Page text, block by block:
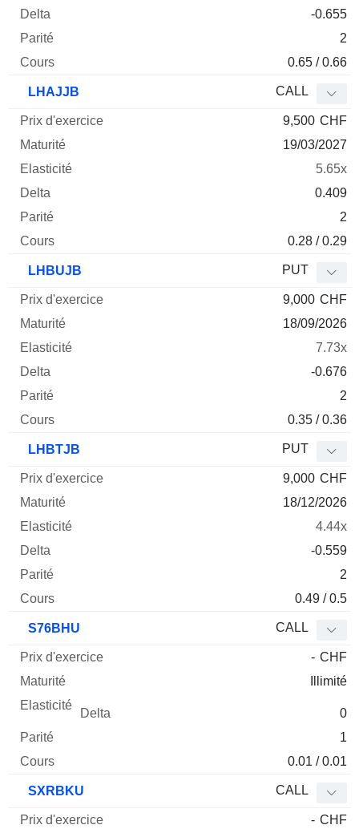
-0.655
2
0.65 / 0.66
LHAJJB CALL
9,500 CHF
19/03/2027
5.65x
0.409
2
0.28 / 0.29
LHBUJB PUT
9,000 CHF
18/09/2026
7.73x
-0.676
2
0.35 / 0.36
LHBTJB PUT
9,000 CHF
18/12/2026
4.44x
-0.559
2
0.49 / 0.5
S76BHU CALL
- CHF
Illimité
0
1
0.01 / 0.01
SXRBKU CALL
- CHF